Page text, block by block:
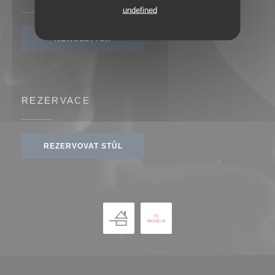
undefined
NEWSLETTER
REZERVACE
REZERVOVAT STŮL